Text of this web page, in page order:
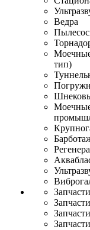
Ведра
тип)